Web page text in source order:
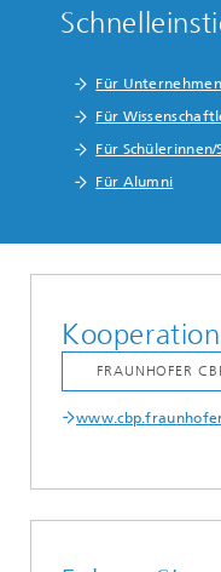
Für Unternehmen
Für
Für
Für Alumni